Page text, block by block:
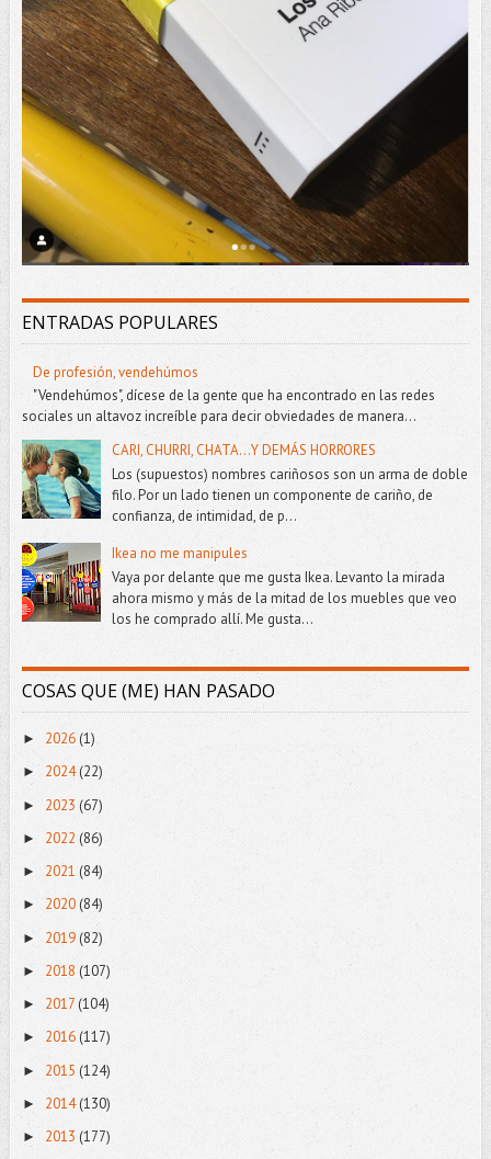
ENTRADAS POPULARES
De profesión, vendehúmos
"Vendehúmos", dícese de la gente que ha encontrado en las redes
sociales un altavoz increíble para decir obviedades de manera...
CARI, CHURRI, CHATA...Y DEMÁS HORRORES
Los (supuestos) nombres cariñosos son un arma de doble
filo. Por un lado tienen un componente de cariño, de
confianza, de intimidad, de p...
Ikea no me manipules
Vaya por delante que me gusta Ikea. Levanto la mirada
ahora mismo y más de la mitad de los muebles que veo
los he comprado allí. Me gusta...
COSAS QUE (ME) HAN PASADO
► 2026 (1)
► 2024(22)
► 2023 (67)
► 2022 (86)
► 2021 (84)
► 2020 (84)
► 2019 (82)
► 2018 (107)
► 2017(104)
► 2016 (117)
► 2015 (124)
► 2014(130)
► 2013 (177)